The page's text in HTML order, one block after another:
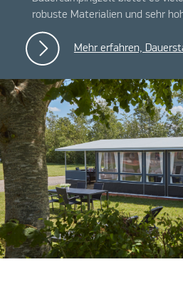
VILLA REGENRINNE 850
VILLA SCHIEBETÜRRAHMEN
robuste Materialien und sehr
Mehr erfahren,